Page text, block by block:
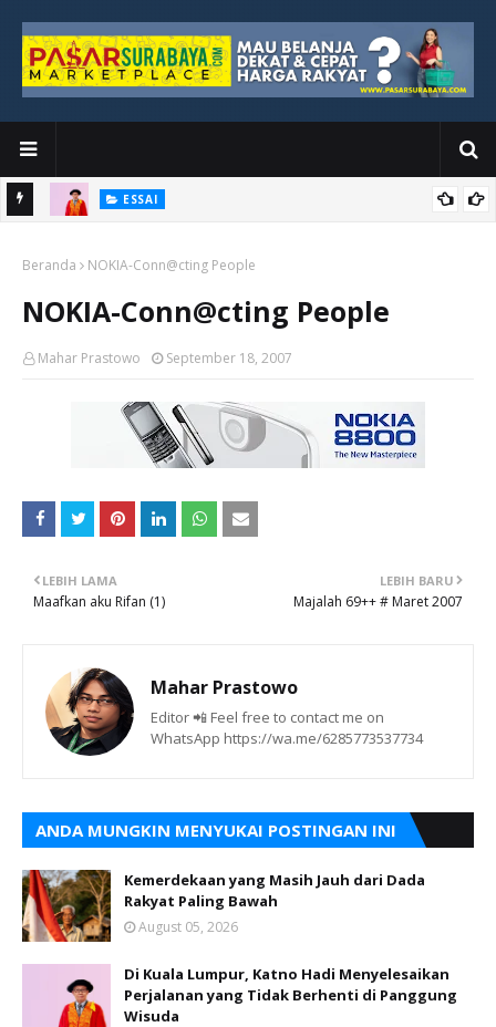
ESSAI
Tidak Berhenti di Panggung Wisuda
Beranda NOKIA-Conn@cting People
NOKIA-Conn@cting People
Mahar Prastowo September 18, 2007
LEBIH BARU
Majalah 69++ # Maret 2007
LEBIH LAMA
Maafkan aku Rifan (1)
Mahar Prastowo
Editor 📲 Feel free to contact me on
WhatsApp https://wa.me/6285773537734
ANDA MUNGKIN MENYUKAI POSTINGAN INI
Kemerdekaan yang Masih Jauh dari Dada
Rakyat Paling Bawah
August 05, 2026
Di Kuala Lumpur, Katno Hadi Menyelesaikan
Perjalanan yang Tidak Berhenti di Panggung
Wisuda